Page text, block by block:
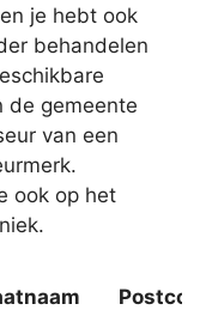
je hebt ook
behandelen
de gemeente
van een
ook op het